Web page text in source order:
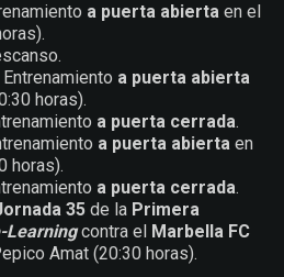
a puerta abierta en el
a puerta abierta
horas).
a puerta cerrada.
a puerta abierta en
horas).
a puerta cerrada.
35 de la Primera
Learningcontra el Marbella FC
Amat (20:30 horas).